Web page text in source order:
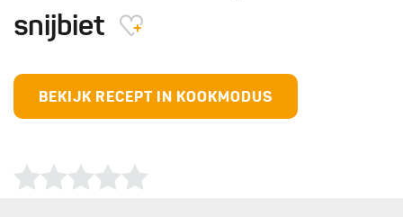
snijbiet
BEKIJK RECEPT IN KOOKMODUS